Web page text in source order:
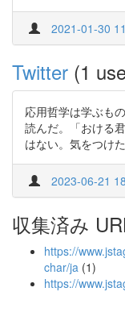
2021-01-30
Twitter (1
応用哲学は学ぶも
読んだ。「おける
はない。気をつけた
2023-06-21
収集済み
https://
char/ja (1)
https://